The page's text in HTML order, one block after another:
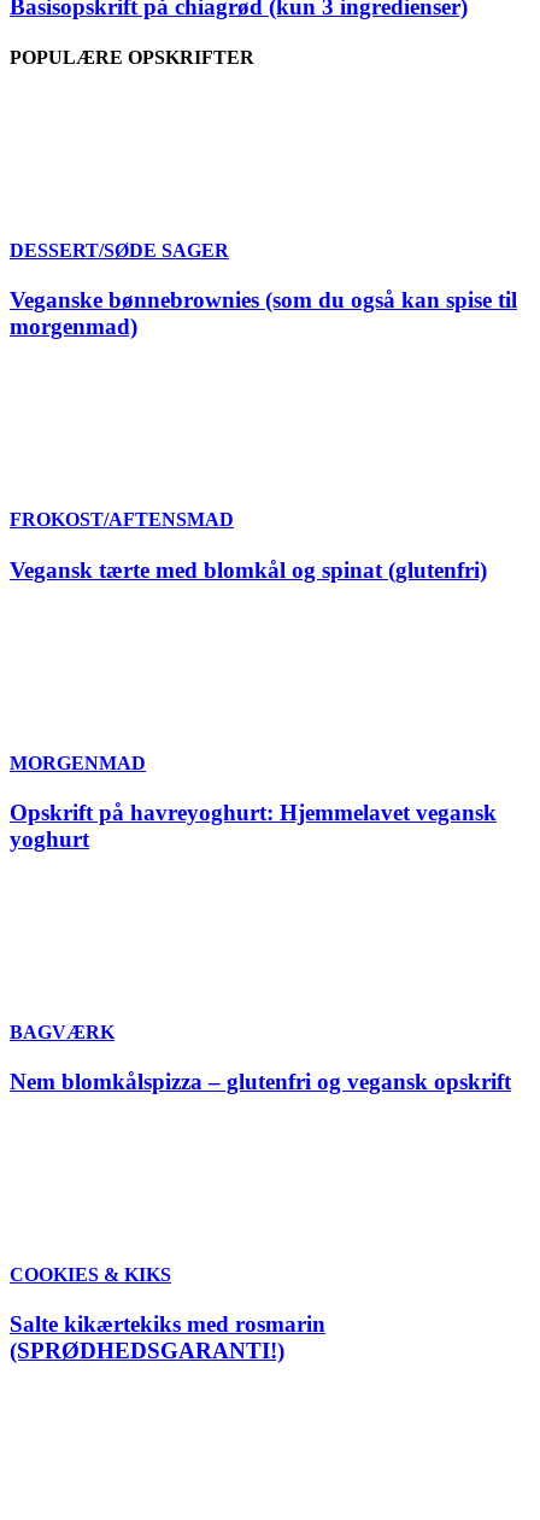
Basisopskrift på chiagrød (kun 3 ingredienser)
POPULÆRE OPSKRIFTER
DESSERT/SØDE SAGER
Veganske bønnebrownies (som du også kan spise til
morgenmad)
FROKOST/AFTENSMAD
Vegansk tærte med blomkål og spinat (glutenfri)
MORGENMAD
Opskrift på havreyoghurt: Hjemmelavet vegansk
yoghurt
BAGVÆRK
Nem blomkålspizza – glutenfri og vegansk opskrift
COOKIES & KIKS
Salte kikærtekiks med rosmarin
(SPRØDHEDSGARANTI!)